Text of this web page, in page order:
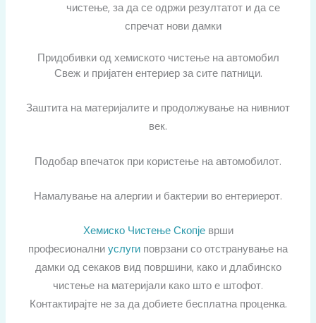
чистење, за да се одржи резултатот и да се
спречат нови дамки
Придобивки од хемиското чистење на автомобил
Свеж и пријатен ентериер за сите патници.
Заштита на материјалите и продолжување на нивниот
век.
Подобар впечаток при користење на автомобилот.
Намалување на алергии и бактерии во ентериерот.
Хемиско Чистење Скопјеврши
професионални услуги поврзани со отстранување на
дамки од секаков вид површини, како и длабинско
чистење на материјали како што е штофот.
Контактирајте не за да добиете бесплатна проценка.